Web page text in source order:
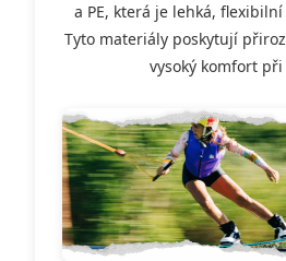
a PE, která je lehká,
Tyto materiály poskytují
vysoký komfort